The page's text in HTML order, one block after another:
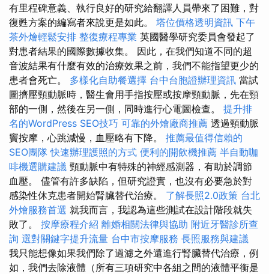
有里程碑意義、執行良好的研究給翻譯人員帶來了困難，對
復甦方案的編寫者來說更是如此。 塔位價格透明資訊 下午
茶外燴輕鬆安排 整復療程專業 英國醫學研究委員會發起了
對患者結果的國際數據收集。 因此，在我們知道不同的超
音波結果有什麼有效的治療效果之前，我們不能指望更少的
患者會死亡。 多樣化自助餐選擇 台中台胞證辦理資訊 當試
圖擠壓頸動脈時，醫生會用手指按壓或按摩頸動脈，先在頸
部的一側，然後在另一側，同時進行心電圖檢查。 提升排
名的WordPress SEO技巧 可靠的外燴廠商推薦 透過頸動脈
竇按摩，心跳減慢，血壓略有下降。 推薦最值得信賴的
SEO團隊 快速辦理護照的方式 便利的開飲機推薦 半自動咖
啡機選購建議 頸動脈中有特殊的神經感測器，有助於調節
血壓。 儘管有許多缺陷，但研究證實，也沒有必要急於對
感染性休克患者開始腎臟替代治療。 了解長照2.0政策 台北
外燴服務首選 就我而言，我認為這些測試在設計階段就失
敗了。 按摩療程介紹 離婚相關法律與協助 附近牙醫診所查
詢 選對關鍵字提升流量 台中市按摩服務 長照服務與建議
我只能想像如果我們除了過濾之外還進行腎臟替代治療，例
如，我們去除液體（所有三項研究中各組之間的液體平衡是